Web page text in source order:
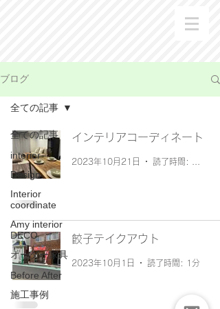
ブログ
全ての記事
interior
Design
Interior
coordinate
Amy interior
DECO
オーダー家具
Before After
施工事例
全ての記事
インテリアコーディネート
2023年10月21日
餃子テイクアウト
2023年10月1日 読了時間: 1分